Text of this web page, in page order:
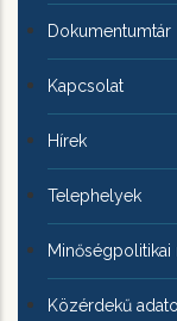
Dokumentumtár
Kapcsolat
Hírek
Telephelyek
Minőségpolitikai
Közérdekű